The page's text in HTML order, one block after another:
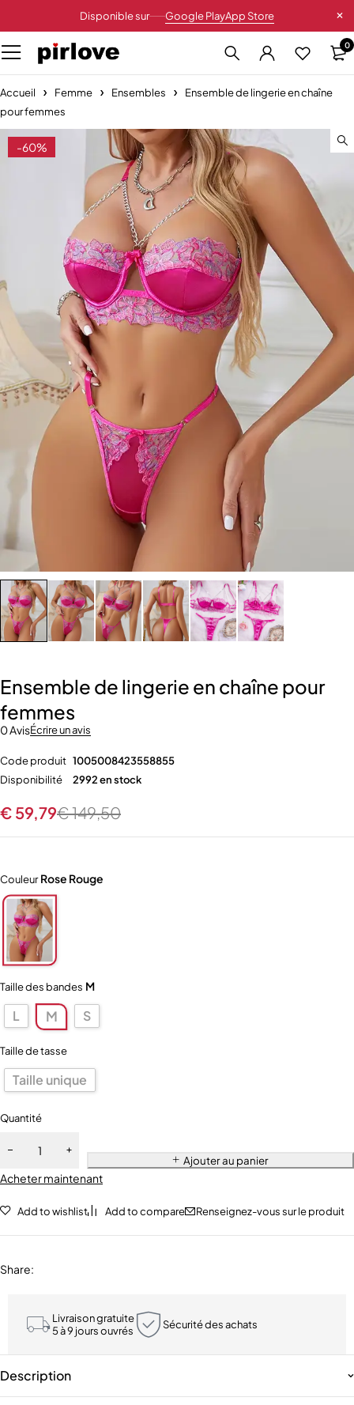
Disponible sur Google PlayApp Store
0
Accueil Femme Ensembles
Ensemble de lingerie en chaîne
pour femmes
-60%
Ensemble de lingerie en chaîne pour
femmes
0 AvisÉcrire un avis
Code produit 1005008423558855
Disponibilité
2992 en stock
€149,50
€ 59,79
Couleur Rose Rouge
Taille des bandes M
L M S
Taille de tasse
Taille unique
Quantité
Ajouter au panier
Acheter maintenant
Add to wishlist Add to compare Renseignez-vous sur le produit
Share:
Livraison gratuite
5 à 9 jours ouvrés
Sécurité des achats
Description